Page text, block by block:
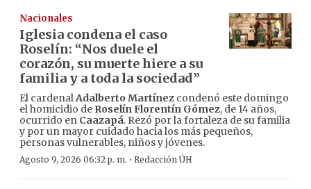
Nacionales
Iglesia condena el caso
Roselín: “Nos duele el
corazón, su muerte hiere a su
familia y a toda la sociedad”
El cardenalAdalberto Martínez condenó este domingo
el homicidio de Roselín Florentín Gómez, de 14 años,
ocurrido en Caazapá. Rezó por la fortaleza de su familia
y por un mayor cuidado hacia los más pequeños,
personas vulnerables, niños y jóvenes.
Agosto 9, 2026 06:32 p. m. · Redacción ÚH